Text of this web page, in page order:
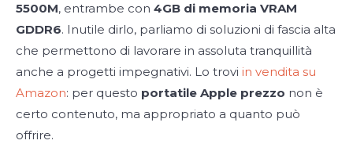
5500M, entrambe con 4GB di memoria VRAM
GDDR6. Inutile dirlo, parliamo di soluzioni di fascia alta
che permettono di lavorare in assoluta tranquillità
anche a progetti impegnativi. Lo trovi in vendita su
Amazon: per questo portatile Apple prezzo non è
certo contenuto, ma appropriato a quanto può
offrire.